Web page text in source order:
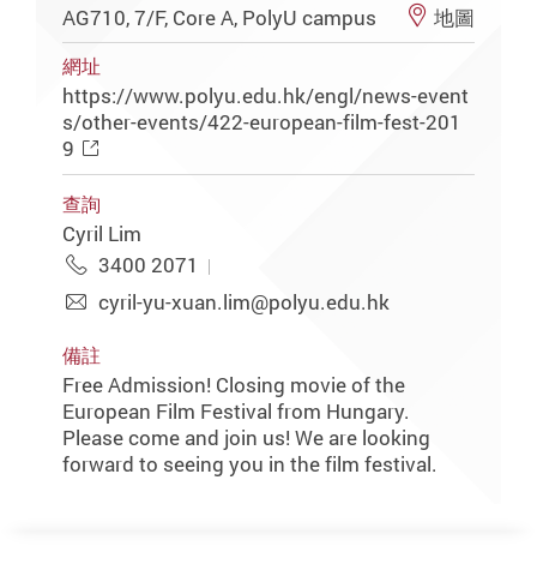
AG710, 7/F, Core A, PolyU campus 地圖
網址
https://www.polyu.edu.hk/engl/news-event
s/other-events/422-european-film-fest-201
9
查詢
Cyril Lim
3400 2071
cyril-yu-xuan.lim@polyu.edu.hk
備註
Free Admission! Closing movie of the
European Film Festival from Hungary.
Please come and join us! We are looking
forward to seeing you in the film festival.